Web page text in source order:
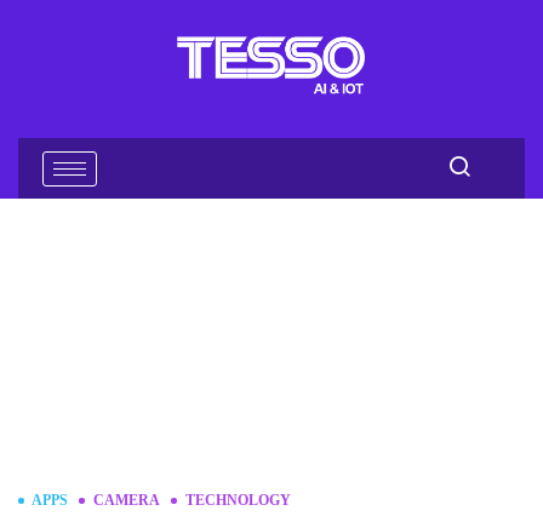
APPS CAMERA TECHNOLOGY